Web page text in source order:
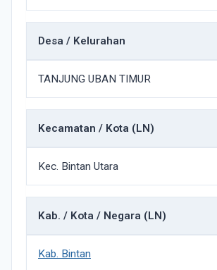
Desa / Kelurahan
TANJUNG UBAN TIMUR
Kecamatan / Kota (LN)
Kec. Bintan Utara
Kab. / Kota / Negara (LN)
Kab. Bintan